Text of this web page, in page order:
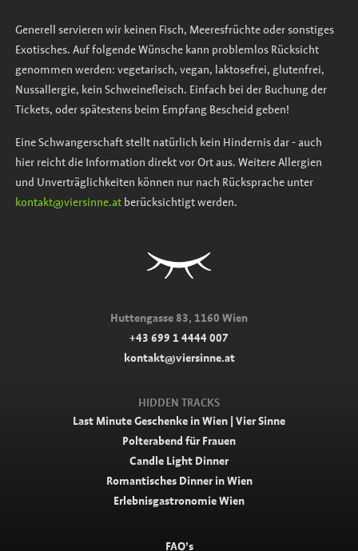
Generell servieren wir keinen Fisch, Meeresfrüchte oder sonstiges
Exotisches. Auf folgende Wünsche kann problemlos Rücksicht
genommen werden: vegetarisch, vegan, laktosefrei, glutenfrei,
Nussallergie, kein Schweinefleisch. Einfach bei der Buchung der
Tickets, oder spätestens beim Empfang Bescheid geben!
Eine Schwangerschaft stellt natürlich kein Hindernis dar - auch
hier reicht die Information direkt vor Ort aus. Weitere Allergien
und Unverträglichkeiten können nur nach Rücksprache unter
kontakt@viersinne.atberücksichtigt werden.
Huttengasse 83, 1160 Wien
+43 699 1 4444 007
kontakt@viersinne.at
HIDDEN TRACKS
Last Minute Geschenke in Wien | Vier Sinne
Polterabend für Frauen
Candle Light Dinner
Romantisches Dinner in Wien
Erlebnisgastronomie Wien
FAQ’s